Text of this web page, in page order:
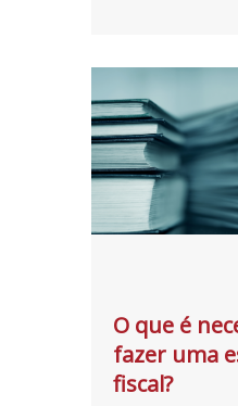
O que é
fazer uma
fiscal?